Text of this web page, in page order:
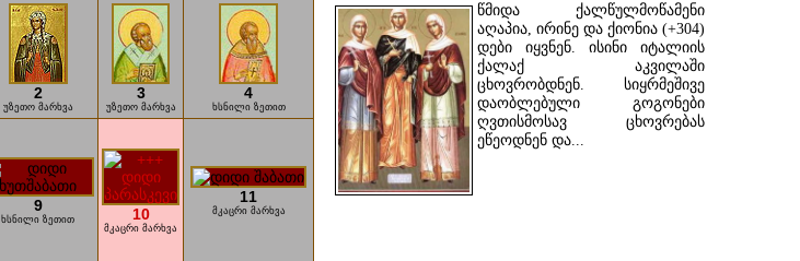
წმიდა ქალწულმოწამენი
აღაპია, ირინე და ქიონია (+304)
დები იყვნენ. ისინი იტალიის
ქალაქ აკვილაში
ცხოვრობდნენ. სიყრმეშივე
დაობლებული გოგონები
ღვთისმოსავ ცხოვრებას
ეწეოდნენ და...
2
უზეთო მარხვა
3
უზეთო მარხვა
4
ხსნილი ზეთით
9
ხსნილი ზეთით 10
მკაცრი მარხვა
11
მკაცრი მარხვა